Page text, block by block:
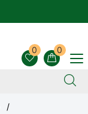
0
0